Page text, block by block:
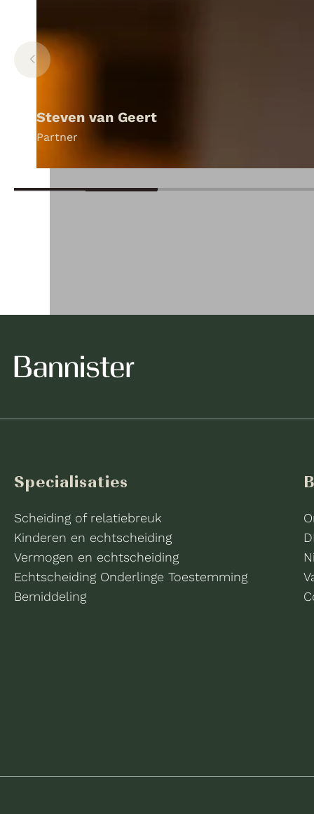
Steven van Geert
Partner
Specialisaties
Scheiding of relatiebreuk
Kinderen en echtscheiding
Vermogen en echtscheiding
Echtscheiding Onderlinge Toestemming
Bemiddeling